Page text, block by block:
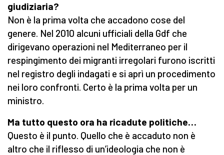
giudiziaria?
Non è la prima volta che accadono cose del
genere. Nel 2010 alcuni ufficiali della Gdf che
dirigevano operazioni nel Mediterraneo per il
respingimento dei migranti irregolari furono iscritti
nel registro degli indagati e si aprì un procedimento
nei loro confronti. Certo è la prima volta per un
ministro.
Ma tutto questo ora ha ricadute politiche…
Questo è il punto. Quello che è accaduto non è
altro che il riflesso di un’ideologia che non è